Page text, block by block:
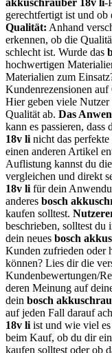
gerechtfertigt ist und ob
Qualität: Anhand
erkennen, ob die
schlecht ist. Wurde das
hochwertigen
Materialien zum
Kundenrezensionen
Hier geben viele
Qualität ab. Das
kann es passieren, dass
18v li nicht das
einen anderen Artikel
Auflistung kannst du
vergleichen und direkt
18v li für dein
anderes bosch
kaufen solltest.
beschrieben, solltest du
dein neues bosch
Kunden zufrieden oder
können? Lies dir die
Kundenbewertungen/
deren Meinung auf
dein bosch
auf jeden Fall darauf
18v li ist und wie viel
beim Kauf, ob du dir ein
kaufen solltest oder ob